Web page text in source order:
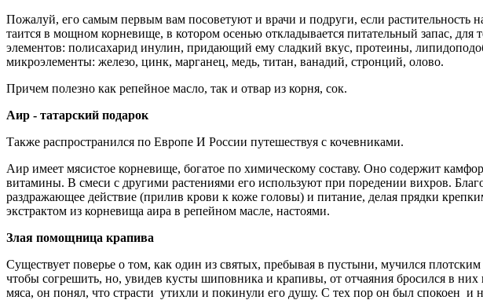
Пожалуй, его самым первым вам посоветуют и врачи и подруги, если растительность
таится в мощном корневище, в котором осенью откладывается питательный запас,
элементов: полисахарид инулин, придающий ему сладкий вкус, протеины,
микроэлементы: железо, цинк, марганец, медь, титан, ванадий, стронций, олово.
Причем полезно как репейное масло, так и отвар из корня, сок.
Аир - татарский подарок
Также распространился по Европе И России путешествуя с кочевниками.
Аир имеет мясистое корневище, богатое по химическому составу. Оно содержит
витамины. В смеси с другими растениями его используют при поредении вихров.
раздражающее действие (прилив крови к коже головы) и питание, делая прядки
экстрактом из корневища аира в репейном масле, настоями.
Злая помощница крапива
Существует поверье о том, как один из святых, пребывая в пустыни, мучился
чтобы согрешить, но, увидев кусты шиповника и крапивы, от отчаяния бросился в них
мяса, он понял, что страсти утихли и покинули его душу. С тех пор он был спокоен и